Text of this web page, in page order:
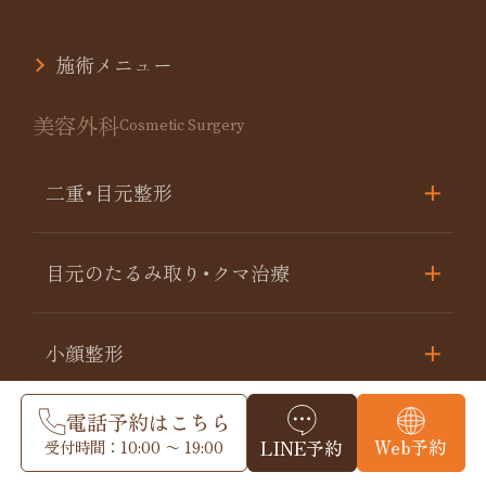
電話予約はこちら
受付時間：10:00 〜 19:00 LINE予約 Web予約
施術メニュー
美容外科Cosmetic Surgery
二重･目元整形
目元のたるみ取り･クマ治療
小顔整形
脂肪注入